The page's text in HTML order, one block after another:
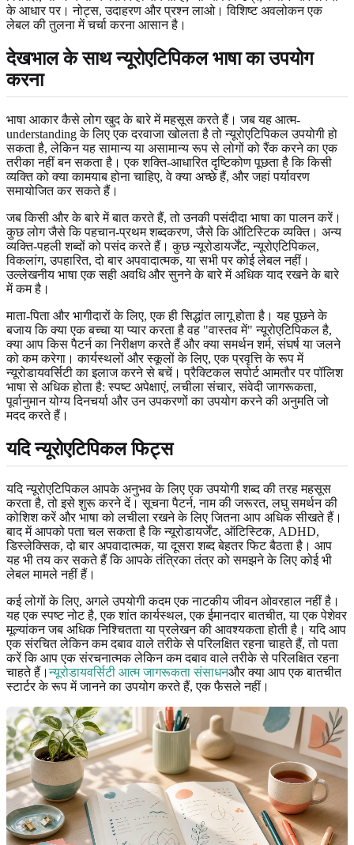
के आधार पर। नोट्स, उदाहरण और प्रश्न लाओ। विशिष्ट अवलोकन एक
लेबल की तुलना में चर्चा करना आसान है।
देखभाल के साथ न्यूरोएटिपिकल भाषा का उपयोग
करना
भाषा आकार कैसे लोग खुद के बारे में महसूस करते हैं। जब यह आत्म-
understanding के लिए एक दरवाजा खोलता है तो न्यूरोएटिपिकल उपयोगी हो
सकता है, लेकिन यह सामान्य या असामान्य रूप से लोगों को रैंक करने का एक
तरीका नहीं बन सकता है। एक शक्ति-आधारित दृष्टिकोण पूछता है कि किसी
व्यक्ति को क्या कामयाब होना चाहिए, वे क्या अच्छे हैं, और जहां पर्यावरण
समायोजित कर सकते हैं।
जब किसी और के बारे में बात करते हैं, तो उनकी पसंदीदा भाषा का पालन करें।
कुछ लोग जैसे कि पहचान-प्रथम शब्दकरण, जैसे कि ऑटिस्टिक व्यक्ति। अन्य
व्यक्ति-पहली शब्दों को पसंद करते हैं। कुछ न्यूरोडायर्जेंट, न्यूरोएटिपिकल,
विकलांग, उपहारित, दो बार अपवादात्मक, या सभी पर कोई लेबल नहीं।
उल्लेखनीय भाषा एक सही अवधि और सुनने के बारे में अधिक याद रखने के बारे
में कम है।
माता-पिता और भागीदारों के लिए, एक ही सिद्धांत लागू होता है। यह पूछने के
बजाय कि क्या एक बच्चा या प्यार करता है वह "वास्तव में" न्यूरोएटिपिकल है,
क्या आप किस पैटर्न का निरीक्षण करते हैं और क्या समर्थन शर्म, संघर्ष या जलने
को कम करेगा। कार्यस्थलों और स्कूलों के लिए, एक प्रवृत्ति के रूप में
न्यूरोडायवर्सिटी का इलाज करने से बचें। प्रैक्टिकल सपोर्ट आमतौर पर पॉलिश
भाषा से अधिक होता है: स्पष्ट अपेक्षाएं, लचीला संचार, संवेदी जागरूकता,
पूर्वानुमान योग्य दिनचर्या और उन उपकरणों का उपयोग करने की अनुमति जो
मदद करते हैं।
यदि न्यूरोएटिपिकल फिट्स
यदि न्यूरोएटिपिकल आपके अनुभव के लिए एक उपयोगी शब्द की तरह महसूस
करता है, तो इसे शुरू करने दें। सूचना पैटर्न, नाम की जरूरत, लघु समर्थन की
कोशिश करें और भाषा को लचीला रखने के लिए जितना आप अधिक सीखते हैं।
बाद में आपको पता चल सकता है कि न्यूरोडायर्जेंट, ऑटिस्टिक, ADHD,
डिस्लेक्सिक, दो बार अपवादात्मक, या दूसरा शब्द बेहतर फिट बैठता है। आप
यह भी तय कर सकते हैं कि आपके तंत्रिका तंत्र को समझने के लिए कोई भी
लेबल मामले नहीं हैं।
कई लोगों के लिए, अगले उपयोगी कदम एक नाटकीय जीवन ओवरहाल नहीं है।
यह एक स्पष्ट नोट है, एक शांत कार्यस्थल, एक ईमानदार बातचीत, या एक पेशेवर
मूल्यांकन जब अधिक निश्चितता या प्रलेखन की आवश्यकता होती है। यदि आप
एक संरचित लेकिन कम दबाव वाले तरीके से परिलक्षित रहना चाहते हैं, तो पता
करें कि आप एक संरचनात्मक लेकिन कम दबाव वाले तरीके से परिलक्षित रहना
चाहते हैं।न्यूरोडायवर्सिटी आत्म जागरूकता संसाधनऔर क्या आप एक बातचीत
स्टार्टर के रूप में जानने का उपयोग करते हैं, एक फैसले नहीं।